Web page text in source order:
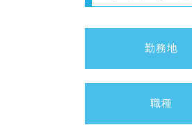
勤務地
職種